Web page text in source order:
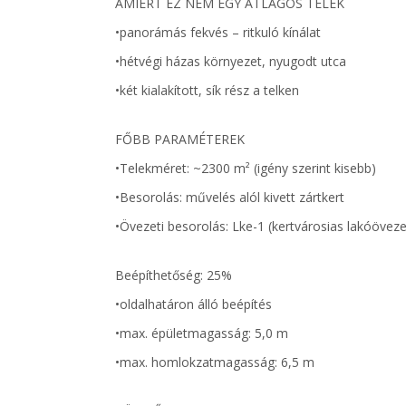
•panorámás fekvés – ritkuló kínálat
•hétvégi házas környezet, nyugodt utca
•két kialakított, sík rész a telken
FŐBB PARAMÉTEREK
•Telekméret: ~2300 m² (igény szerint kisebb)
•Besorolás: művelés alól kivett zártkert
•Övezeti besorolás: Lke-1 (kertvárosias
Beépíthetőség: 25%
•oldalhatáron álló beépítés
•max. épületmagasság: 5,0 m
•max. homlokzatmagasság: 6,5 m